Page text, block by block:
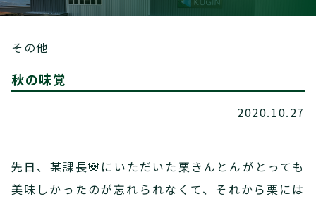
その他
秋の味覚
2020.10.27
先日、某課長🐼にいただいた栗きんとんがとっても
美味しかったのが忘れられなくて、それから栗には